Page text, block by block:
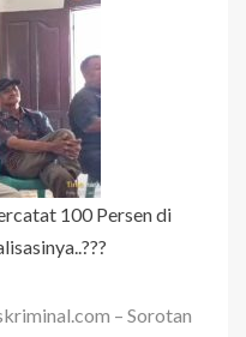
100 Persen di
– Sorotan